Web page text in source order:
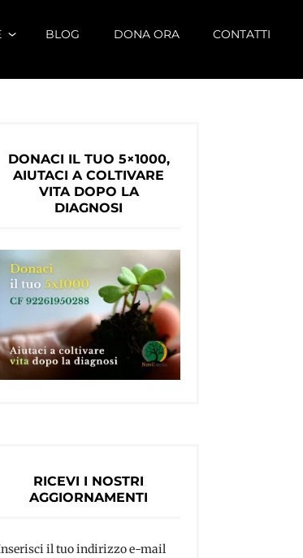
BLOG DONA ORA CONTATTI
DONACI IL TUO 5×1000,
AIUTACI A COLTIVARE
VITA DOPO LA
DIAGNOSI
RICEVI I NOSTRI
AGGIORNAMENTI
il tuo indirizzo e-mail